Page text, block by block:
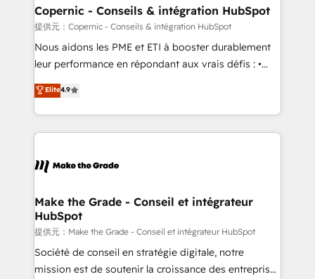
One company, one operating model, delivering
across offices and consulting teams in the UK, USA,
Canada, Germany, France, Belgium, Singapore, and
South Africa. Certified compliant with ISO/IEC
international offices and 175+ employees.
Copernic - Conseils & intégration HubSpot
提供元：Copernic - Conseils & intégration HubSpot
Nous aidons les PME et ETI à booster durablement
leur performance en répondant aux vrais défis : •
Intégration de HubSpot avec d’autres outils (ERP,
téléphonie, etc.) • Alignement des équipes grâce à un
outil et des données partagées • Amélioration de la
collecte et de l’analyse des données pour des
de la productivité des équipes Notre équipe de 30
avec un engagement total, alignant processus
métiers et technologie, et guidant vos équipes à
travers le changement, tout en centrant vos objectifs
d’entreprise. Grâce à une méthodologie éprouvée
auprès de plus de 400 clients, nous comprenons
Elite4.9
Make the Grade - Conseil et intégrateur
HubSpot
提供元：Make the Grade - Conseil et intégrateur HubSpot
Société de conseil en stratégie digitale, notre
mission est de soutenir la croissance des entreprises